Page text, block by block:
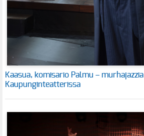
Kaasua, komisario Palmu – murhajazzia
Kaupunginteatterissa